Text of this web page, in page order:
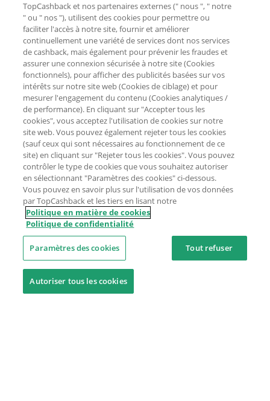
TopCashback et nos partenaires externes (" nous ", " notre
" ou " nos "), utilisent des cookies pour permettre ou
faciliter l'accès à notre site, fournir et améliorer
continuellement une variété de services dont nos services
de cashback, mais également pour prévenir les fraudes et
assurer une connexion sécurisée à notre site (Cookies
fonctionnels), pour afficher des publicités basées sur vos
intérêts sur notre site web (Cookies de ciblage) et pour
mesurer l'engagement du contenu (Cookies analytiques /
de performance). En cliquant sur "Accepter tous les
cookies", vous acceptez l'utilisation de cookies sur notre
site web. Vous pouvez également rejeter tous les cookies
(sauf ceux qui sont nécessaires au fonctionnement de ce
site) en cliquant sur "Rejeter tous les cookies". Vous pouvez
contrôler le type de cookies que vous souhaitez autoriser
en sélectionnant "Paramètres des cookies" ci-dessous.
Vous pouvez en savoir plus sur l'utilisation de vos données
par TopCashback et les tiers en lisant notre
Politique en matière de cookies
Politique de confidentialité
Paramètres des cookies Tout refuser
Autoriser tous les cookies